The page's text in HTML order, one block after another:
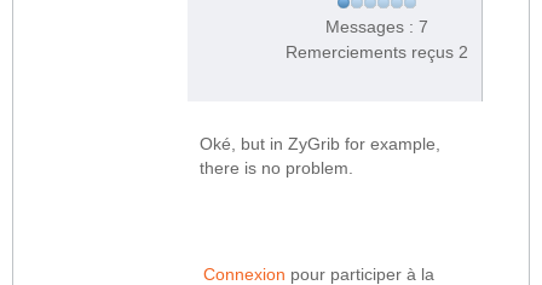
Messages : 7
Remerciements reçus 2
Oké, but in ZyGrib for example,
there is no problem.
Connexion pour participer à la